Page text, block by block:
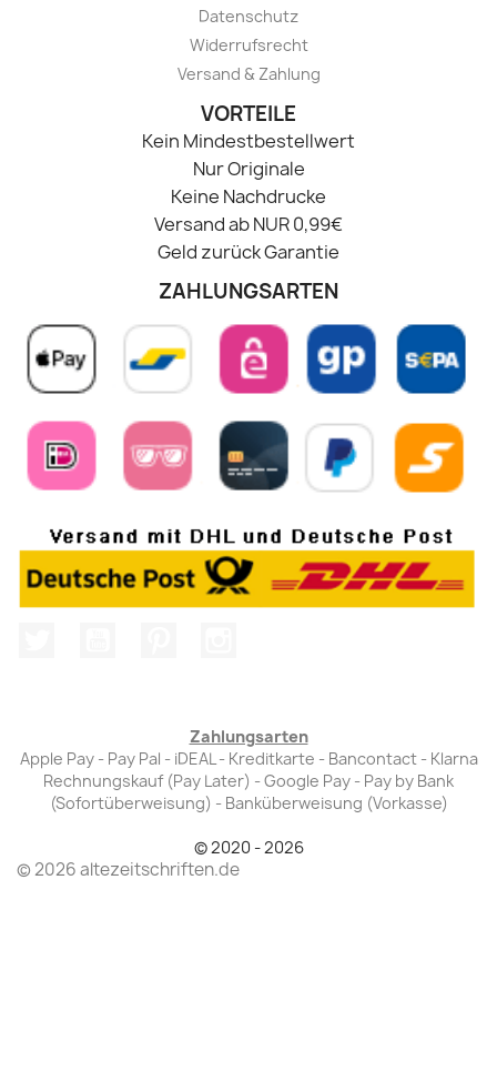
Datenschutz
Widerrufsrecht
Versand & Zahlung
VORTEILE
Kein Mindestbestellwert
Nur Originale
Keine Nachdrucke
Versand ab NUR 0,99€
Geld zurück Garantie
ZAHLUNGSARTEN
Zahlungsarten
Apple Pay - Pay Pal - iDEAL - Kreditkarte - Bancontact - Klarna
Rechnungskauf (Pay Later) - Google Pay - Pay by Bank
(Sofortüberweisung) - Banküberweisung (Vorkasse)
© 2020 - 2026
© 2026 altezeitschriften.de